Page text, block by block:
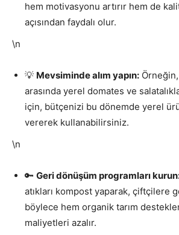
hem motivasyonu artırır hem de
açısından faydalı olur.
\n
💡 Mevsiminde alım yapın:
arasında yerel domates ve
için, bütçenizi bu dönemde yerel
vererek kullanabilirsiniz.
\n
🔑 Geri dönüşüm programları
atıkları kompost yaparak, çiftçilere
böylece hem organik tarım
maliyetleri azalır.